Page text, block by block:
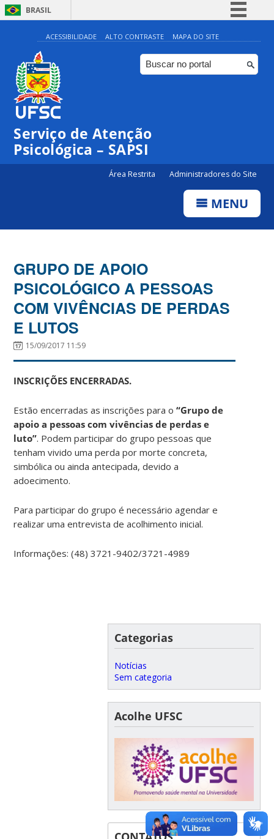
BRASIL
Simplifique!
Comunica BR
Participe
ACESSIBILIDADE ALTO CONTRASTE MAPA DO SITE
Serviço de Atenção
Psicológica – SAPSI
Área Restrita Administradores do Site
MENU
GRUPO DE APOIO
PSICOLÓGICO A PESSOAS
COM VIVÊNCIAS DE PERDAS
E LUTOS
15/09/2017 11:59
INSCRIÇÕES ENCERRADAS.
Estão encerradas as inscrições para o“Grupo de
apoio a pessoas com vivências de perdas e
luto”. Podem participar do grupo pessoas que
tenham vivido uma perda por morte concreta,
simbólica ou ainda antecipada, devido a
adoecimento.
Para participar do grupo é necessário agendar e
realizar uma entrevista de acolhimento inicial.
Informações: (48) 3721-9402/3721-4989
Categorias
Notícias
Sem categoria
Acolhe UFSC